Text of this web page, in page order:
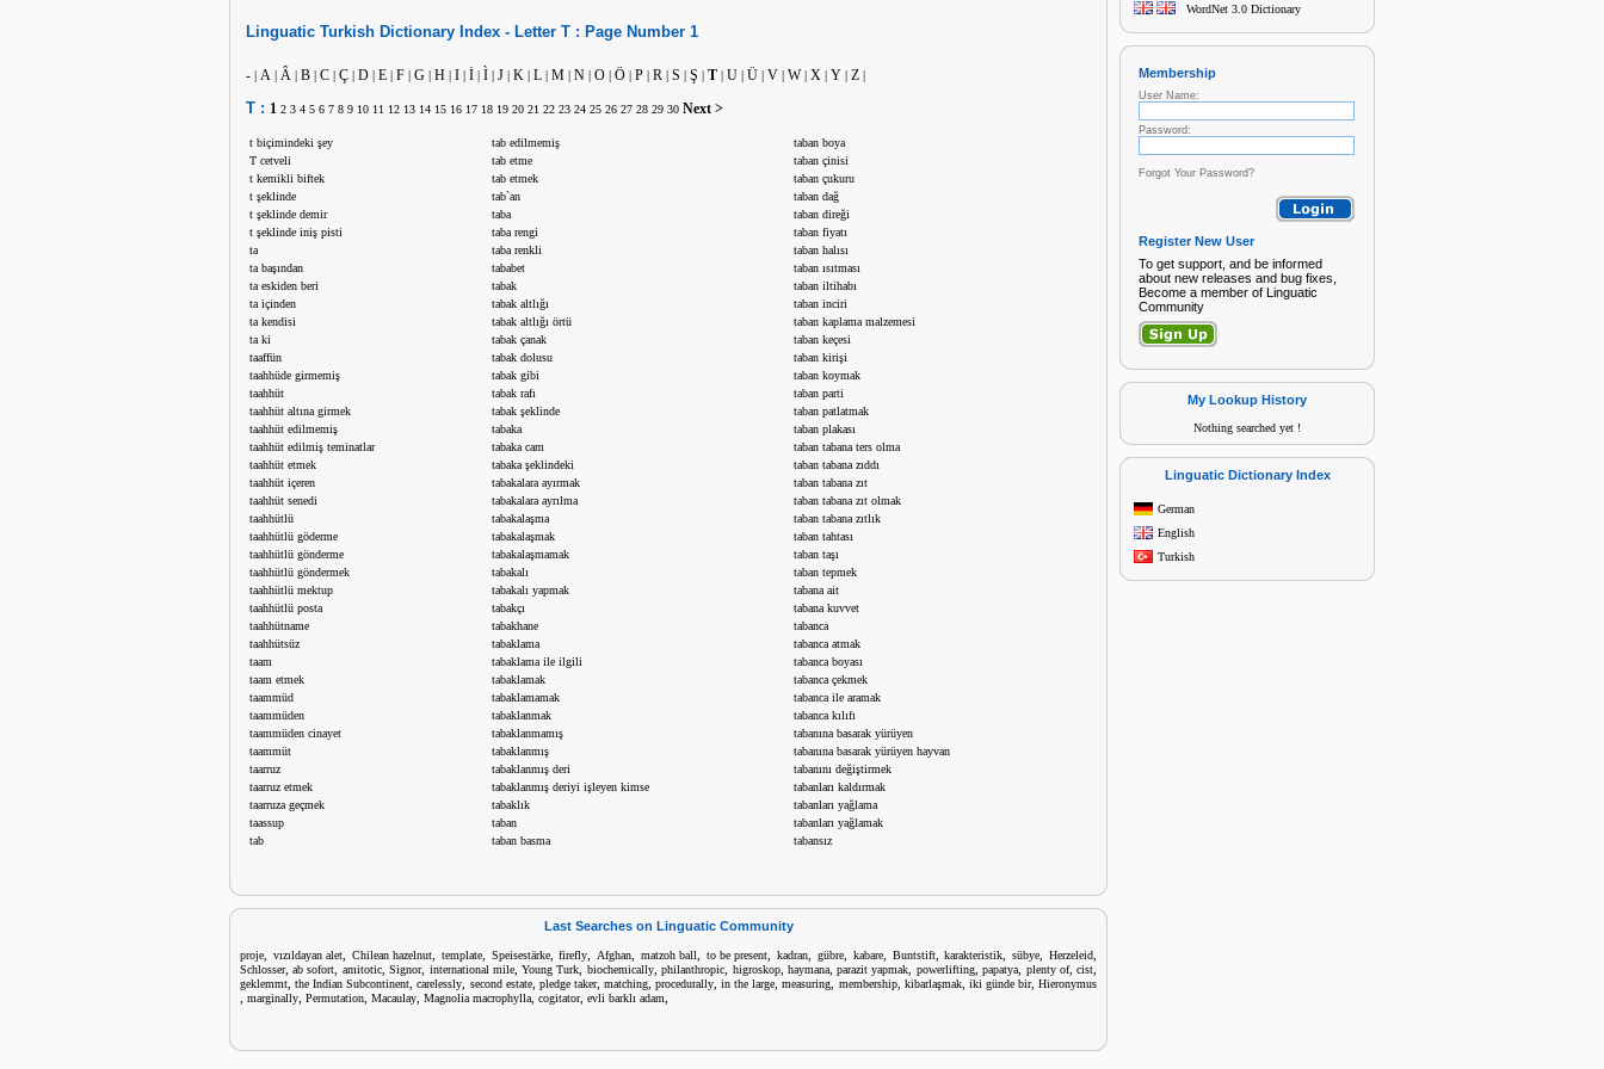
Linguatic Turkish Dictionary Index - Letter T : Page Number 1
- | A | Â | B | C | Ç | D | E | F | G | H | I | İ | Ì | J | K | L | M | N | O | Ö | P | R | S | Ş | T | U | Ü | V | W| X | Y | Z |
T : 1 2 3 4 5 6 7 8 9 10 11 12 13 14 15 16 17 18 19 20 21 22 23 24 25 26 27 28 29 30 Next >
t biçimindeki şey
T cetveli
t kemikli biftek
t şeklinde
t şeklinde demir
t şeklinde iniş pisti
ta
ta başından
ta eskiden beri
ta içinden
ta kendisi
ta ki
taaffün
taahhüde girmemiş
taahhüt
taahhüt altına girmek
taahhüt edilmemiş
taahhüt edilmiş teminatlar
taahhüt etmek
taahhüt içeren
taahhüt senedi
taahhütlü
taahhütlü göderme
taahhütlü gönderme
taahhütlü göndermek
taahhütlü mektup
taahhütlü posta
taahhütname
taahhütsüz
taam
taam etmek
taammüd
taammüden
taammüden cinayet
taammüt
taarruz
taarruz etmek
taarruza geçmek
taassup
tab
tab edilmemiş
tab etme
tab etmek
tab`an
taba
taba rengi
taba renkli
tababet
tabak
tabak altlığı
tabak altlığı örtü
tabak çanak
tabak dolusu
tabak gibi
tabak rafı
tabak şeklinde
tabaka
tabaka cam
tabaka şeklindeki
tabakalara ayırmak
tabakalara ayrılma
tabakalaşma
tabakalaşmak
tabakalaşmamak
tabakalı
tabakalı yapmak
tabakçı
tabakhane
tabaklama
tabaklama ile ilgili
tabaklamak
tabaklamamak
tabaklanmak
tabaklanmamış
tabaklanmış
tabaklanmış deri
tabaklanmış deriyi işleyen kimse
tabaklık
taban
taban basma
taban boya
taban çinisi
taban çukuru
taban dağ
taban direği
taban fiyatı
taban halısı
taban ısıtması
taban iltihabı
taban inciri
taban kaplama malzemesi
taban keçesi
taban kirişi
taban koymak
taban parti
taban patlatmak
taban plakası
taban tabana ters olma
taban tabana zıddı
taban tabana zıt
taban tabana zıt olmak
taban tabana zıtlık
taban tahtası
taban taşı
taban tepmek
tabana ait
tabana kuvvet
tabanca
tabanca atmak
tabanca boyası
tabanca çekmek
tabanca ile aramak
tabanca kılıfı
tabanına basarak yürüyen
tabanına basarak yürüyen hayvan
tabanını değiştirmek
tabanları kaldırmak
tabanları yağlama
tabanları yağlamak
tabansız
Last Searches on Linguatic Community
proje vızıldayan alet, Chilean hazelnut, template, Speisestärke,firefly Afghan ,matzoh ball to be present kadran, gübre, kabare, Buntstift,karakteristik ,sübye ,Herzeleid
Schlosser,ab sofort amitotic,Signor, international mile,Young Turk biochemically,philanthropic higroskop, haymana,parazit yapmak powerlifting,papatya plenty of,cist
geklemmt ,the Indian Subcontinent ,carelessly second estate, pledge taker, matching,procedurally ,in the large ,measuring membership, kibarlaşmak, iki günde bir,Hieronymus
marginally Permutation Macaulay Magnolia macrophylla cogitator, evli barklı adam
WordNet 3.0 Dictionary
Membership
User Name:
Password:
Forgot Your Password?
Register New User
To get support, and be informed
about new releases and bug fixes,
Become a member of Linguatic
Community
My Lookup History
Nothing searched yet !
Linguatic Dictionary Index
German
English
Turkish